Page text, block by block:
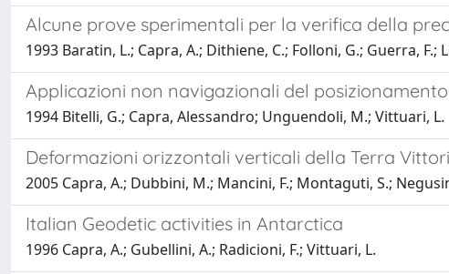
Alcune prove sperimentali per la verifica della
1993 Baratin, L.; Capra, A.; Dithiene, C.; Folloni, G.; Guerra,
Applicazioni non navigazionali del
1994 Bitelli, G.; Capra, Alessandro; Unguendoli, M.; Vittuari, L.
Deformazioni orizzontali verticali della Terra
2005 Capra, A.; Dubbini, M.; Mancini, F.; Montaguti, S.;
Italian Geodetic activities in Antarctica
1996 Capra, A.; Gubellini, A.; Radicioni, F.; Vittuari, L.